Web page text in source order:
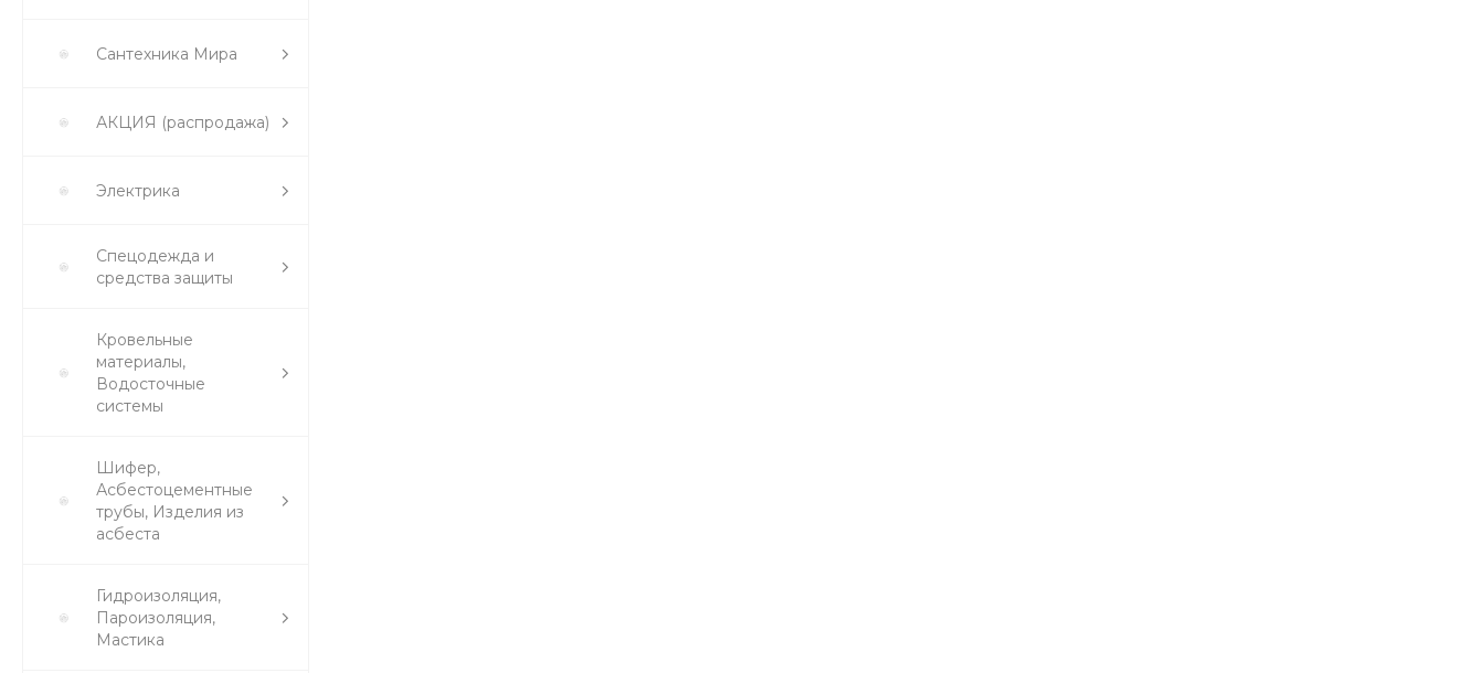
Сантехника Мира
АКЦИЯ (распродажа)
Электрика
Спецодежда и
средства защиты
Кровельные
материалы,
Водосточные
системы
Шифер,
Асбестоцементные
трубы, Изделия из
асбеста
Гидроизоляция,
Пароизоляция,
Мастика